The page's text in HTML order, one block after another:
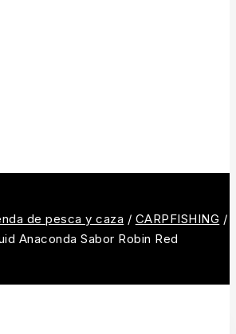
de pesca y caza / CARPFISHING /
Anaconda Sabor Robin Red